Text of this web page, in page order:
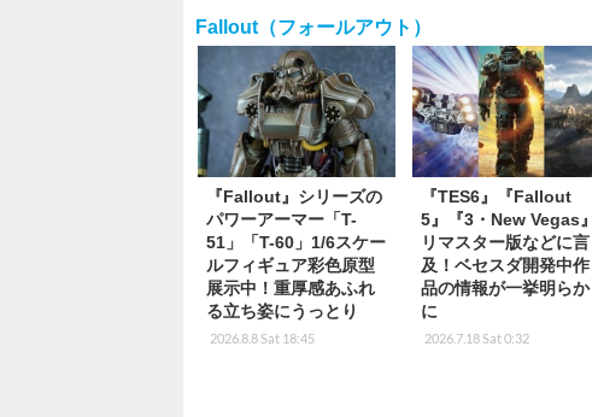
Fallout（フォールアウト）
『Fallout』シリーズの
パワーアーマー「T-
51」「T-60」1/6スケー
ルフィギュア彩色原型
展示中！重厚感あふれ
る立ち姿にうっとり
2026.8.8 Sat 18:45
『TES6』『Fallout
5』『3・New Vegas』
リマスター版などに言
及！ベセスダ開発中作
品の情報が一挙明らか
に
2026.7.18 Sat 0:32